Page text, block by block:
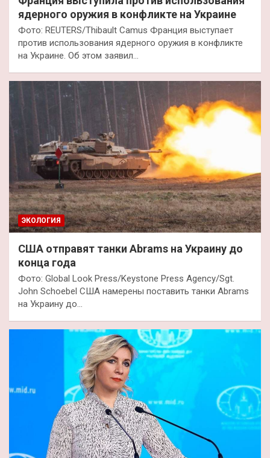
ядерного оружия в конфликте на Украине
Фото: REUTERS/Thibault Camus Франция выступает
против использования ядерного оружия в конфликте
на Украине. Об этом заявил…
ЭКОЛОГИЯ
США отправят танки Abrams на Украину до
конца года
Фото: Global Look Press/Keystone Press Agency/Sgt.
John Schoebel США намерены поставить танки Abrams
на Украину до…